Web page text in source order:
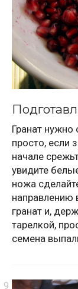
Гранат нужно
просто, если
начале
увидите
ножа
направлению
гранат и,
тарелкой,
семена